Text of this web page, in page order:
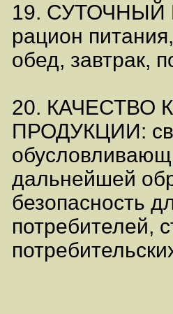
19.
рацион
обед, завтрак,
20. КАЧЕСТВО
ПРОДУКЦИИ:
дальнейшей
безопасность
потребителей,